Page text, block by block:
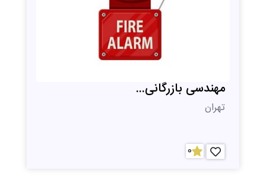
مهندسی بازرگانی...
تهران
0